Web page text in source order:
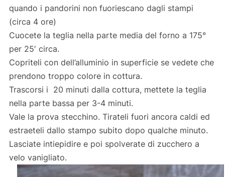
quando i pandorini non fuoriescano dagli stampi
(circa 4 ore)
Cuocete la teglia nella parte media del forno a 175°
per 25′ circa.
Copriteli con dell’alluminio in superficie se vedete che
prendono troppo colore in cottura.
Trascorsi i 20 minuti dalla cottura, mettete la teglia
nella parte bassa per 3-4 minuti.
Vale la prova stecchino. Tirateli fuori ancora caldi ed
estraeteli dallo stampo subito dopo qualche minuto.
Lasciate intiepidire e poi spolverate di zucchero a
velo vanigliato.